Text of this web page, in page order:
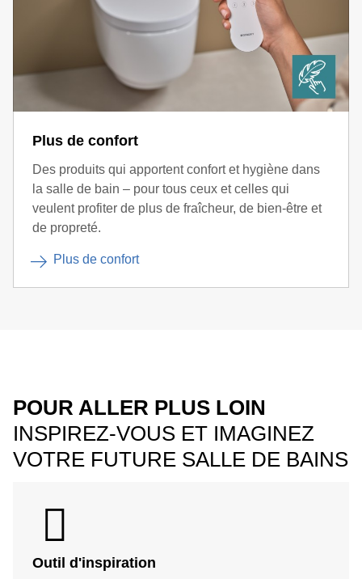
Plus de confort
Des produits qui apportent confort et hygiène dans
la salle de bain – pour tous ceux et celles qui
veulent profiter de plus de fraîcheur, de bien-être et
de propreté.
Plus de confort
POUR ALLER PLUS LOIN
INSPIREZ-VOUS ET IMAGINEZ
VOTRE FUTURE SALLE DE BAINS
Outil d'inspiration